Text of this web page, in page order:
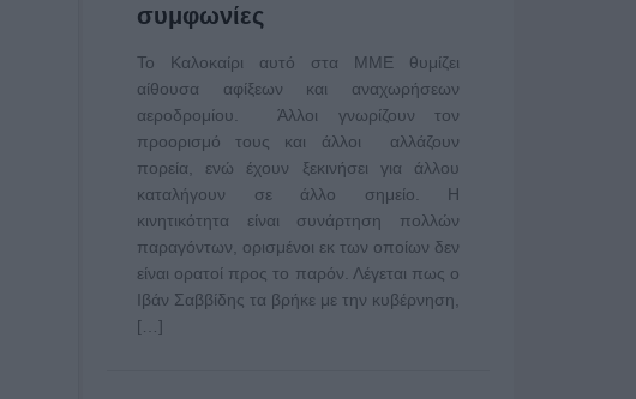
συμφωνίες
Το Καλοκαίρι αυτό στα ΜΜΕ θυμίζει
αίθουσα αφίξεων και αναχωρήσεων
αεροδρομίου. Άλλοι γνωρίζουν τον
προορισμό τους και άλλοι αλλάζουν
πορεία, ενώ έχουν ξεκινήσει για άλλου
καταλήγουν σε άλλο σημείο. Η
κινητικότητα είναι συνάρτηση πολλών
παραγόντων, ορισμένοι εκ των οποίων δεν
είναι ορατοί προς το παρόν. Λέγεται πως ο
Ιβάν Σαββίδης τα βρήκε με την κυβέρνηση,
[…]